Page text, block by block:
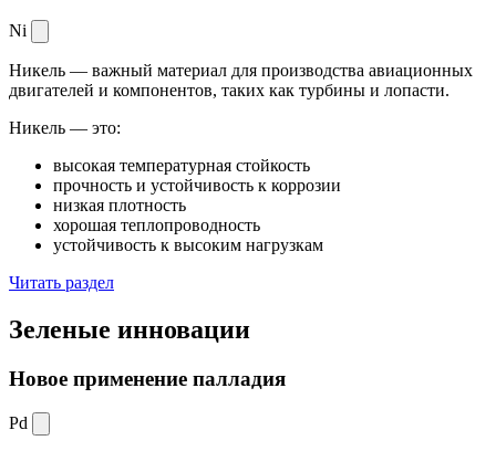
Ni
Никель — важный материал для производства авиационных
двигателей и компонентов, таких как турбины и лопасти.
Никель — это:
высокая температурная стойкость
прочность и устойчивость к коррозии
низкая плотность
хорошая теплопроводность
устойчивость к высоким нагрузкам
Читать раздел
Зеленые инновации
Новое применение палладия
Pd